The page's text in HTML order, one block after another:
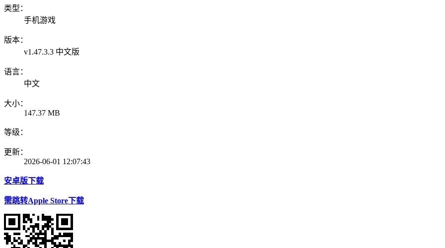
类型：
手机游戏
版本：
v1.47.3.3 中文版
语言：
中文
大小：
147.37 MB
等级：
更新：
2026-06-01 12:07:43
安卓版下载
需跳转Apple Store下载